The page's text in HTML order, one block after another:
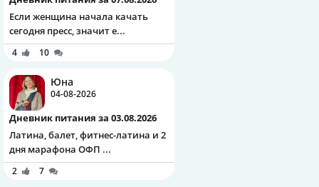
Если женщина начала качать
сегодня пресс, значит е...
4 10
Юна
04-08-2026
Дневник питания за 03.08.2026
Латина, балет, фитнес-латина и 2
дня марафона ОФП ...
2 7